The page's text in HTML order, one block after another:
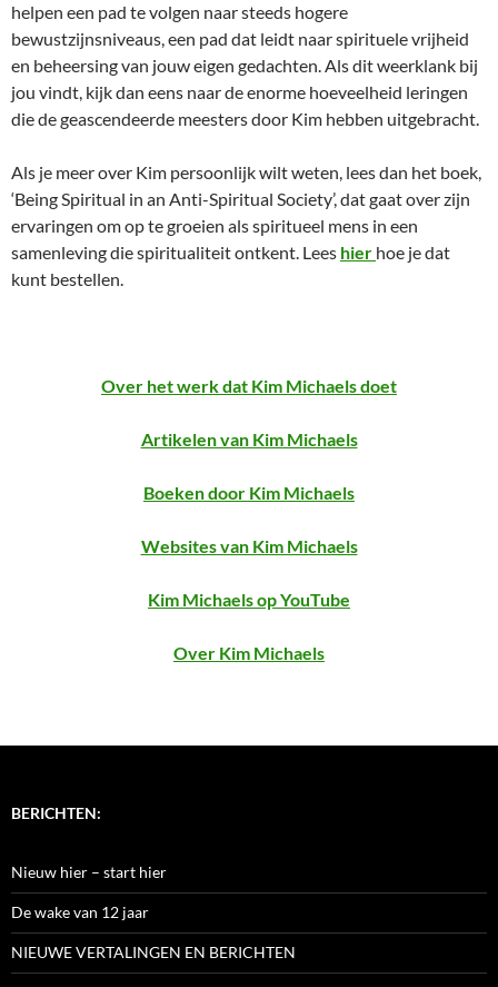
helpen een pad te volgen naar steeds hogere
bewustzijnsniveaus, een pad dat leidt naar spirituele vrijheid
en beheersing van jouw eigen gedachten. Als dit weerklank bij
jou vindt, kijk dan eens naar de enorme hoeveelheid leringen
die de geascendeerde meesters door Kim hebben uitgebracht.
Als je meer over Kim persoonlijk wilt weten, lees dan het boek,
‘Being Spiritual in an Anti-Spiritual Society’, dat gaat over zijn
ervaringen om op te groeien als spiritueel mens in een
samenleving die spiritualiteit ontkent. Lees hier hoe je dat
kunt bestellen.
Over het werk dat Kim Michaels doet
Artikelen van Kim Michaels
Boeken door Kim Michaels
Websites van Kim Michaels
Kim Michaels op YouTube
Over Kim Michaels
BERICHTEN:
Nieuw hier – start hier
De wake van 12 jaar
NIEUWE VERTALINGEN EN BERICHTEN